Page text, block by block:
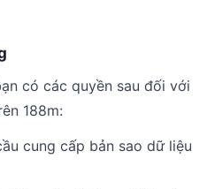
có các quyền sau đối với
188m:
cung cấp bản sao dữ liệu